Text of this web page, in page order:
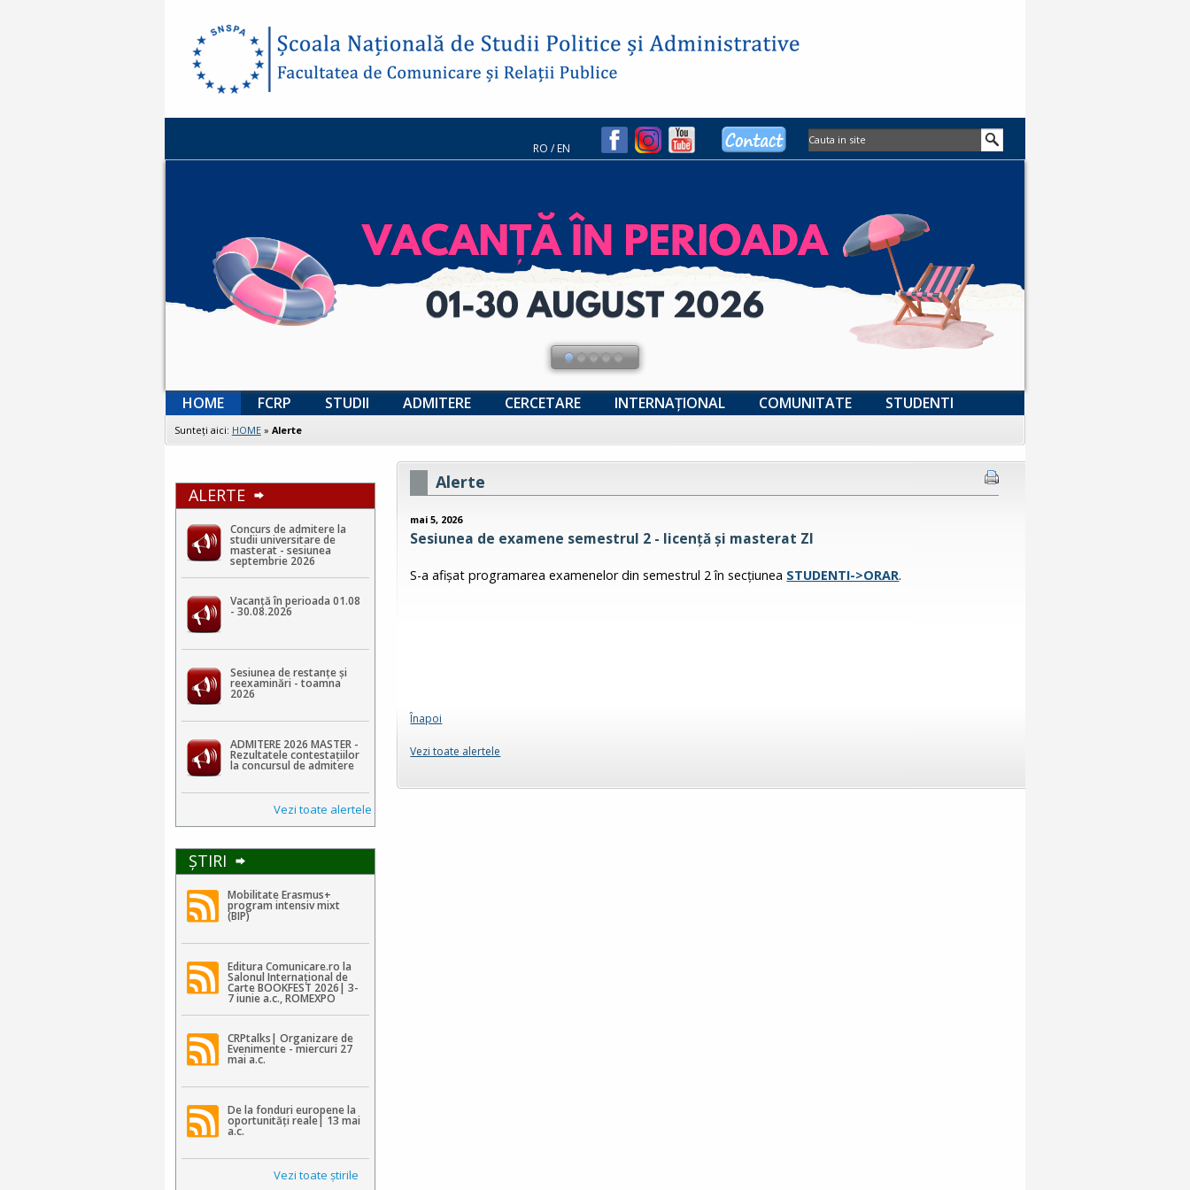
RO /EN
HOME FCRP STUDII ADMITERE CERCETARE INTERNAȚIONAL COMUNITATE STUDENTI
Sunteţi aici: HOME» Alerte
ALERTE
Concurs de admitere la
studii universitare de
masterat - sesiunea
septembrie 2026
Vacanță în perioada 01.08
- 30.08.2026
Sesiunea de restanțe și
reexaminări - toamna
2026
ADMITERE 2026 MASTER -
Rezultatele contestaţiilor
la concursul de admitere
Vezi toate alertele
ŞTIRI
Mobilitate Erasmus+
program intensiv mixt
(BIP)
Editura Comunicare.ro la
Salonul Internațional de
Carte BOOKFEST 2026| 3-
7 iunie a.c., ROMEXPO
CRPtalks| Organizare de
Evenimente - miercuri 27
mai a.c.
De la fonduri europene la
oportunități reale| 13 mai
a.c.
Vezi toate ştirile
Alerte
mai 5, 2026
Sesiunea de examene semestrul 2 - licență și masterat ZI
S-a afişat programarea examenelor din semestrul 2 în secţiunea STUDENTI->ORAR.
Înapoi
Vezi toate alertele